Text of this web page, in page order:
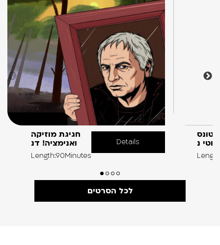
חגיגת מוזיקה
ואנימציה! דנ
Length:90Minutes
Details
טונס
נ
לכל הסרטים